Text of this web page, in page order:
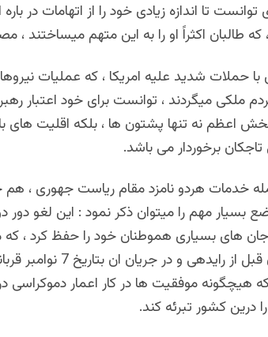
تا اندازه زیادی خود را از اتهامات در
که طالبان اکثراً او را به این متهم میساختند ،
با حملات شدید علیه امریکا ، که عملیات
ملکی میگردند ، توانست برای خود اعتبار
اعظم نه تنها پشتون ها ، بلکه اقلیت های
برخوردار می باشد.
خدمات هردو نامزد مقام ریاست جهوری ،
بسیار مهم را میتوان ذکر نمود : این لغو
های بسیاری هموطنان خود را حفظ کرد ، که
حملات طالبان قبل از
موفقیت ها در کار اعمار دموکراسی
درین کشور تبرئه کند.